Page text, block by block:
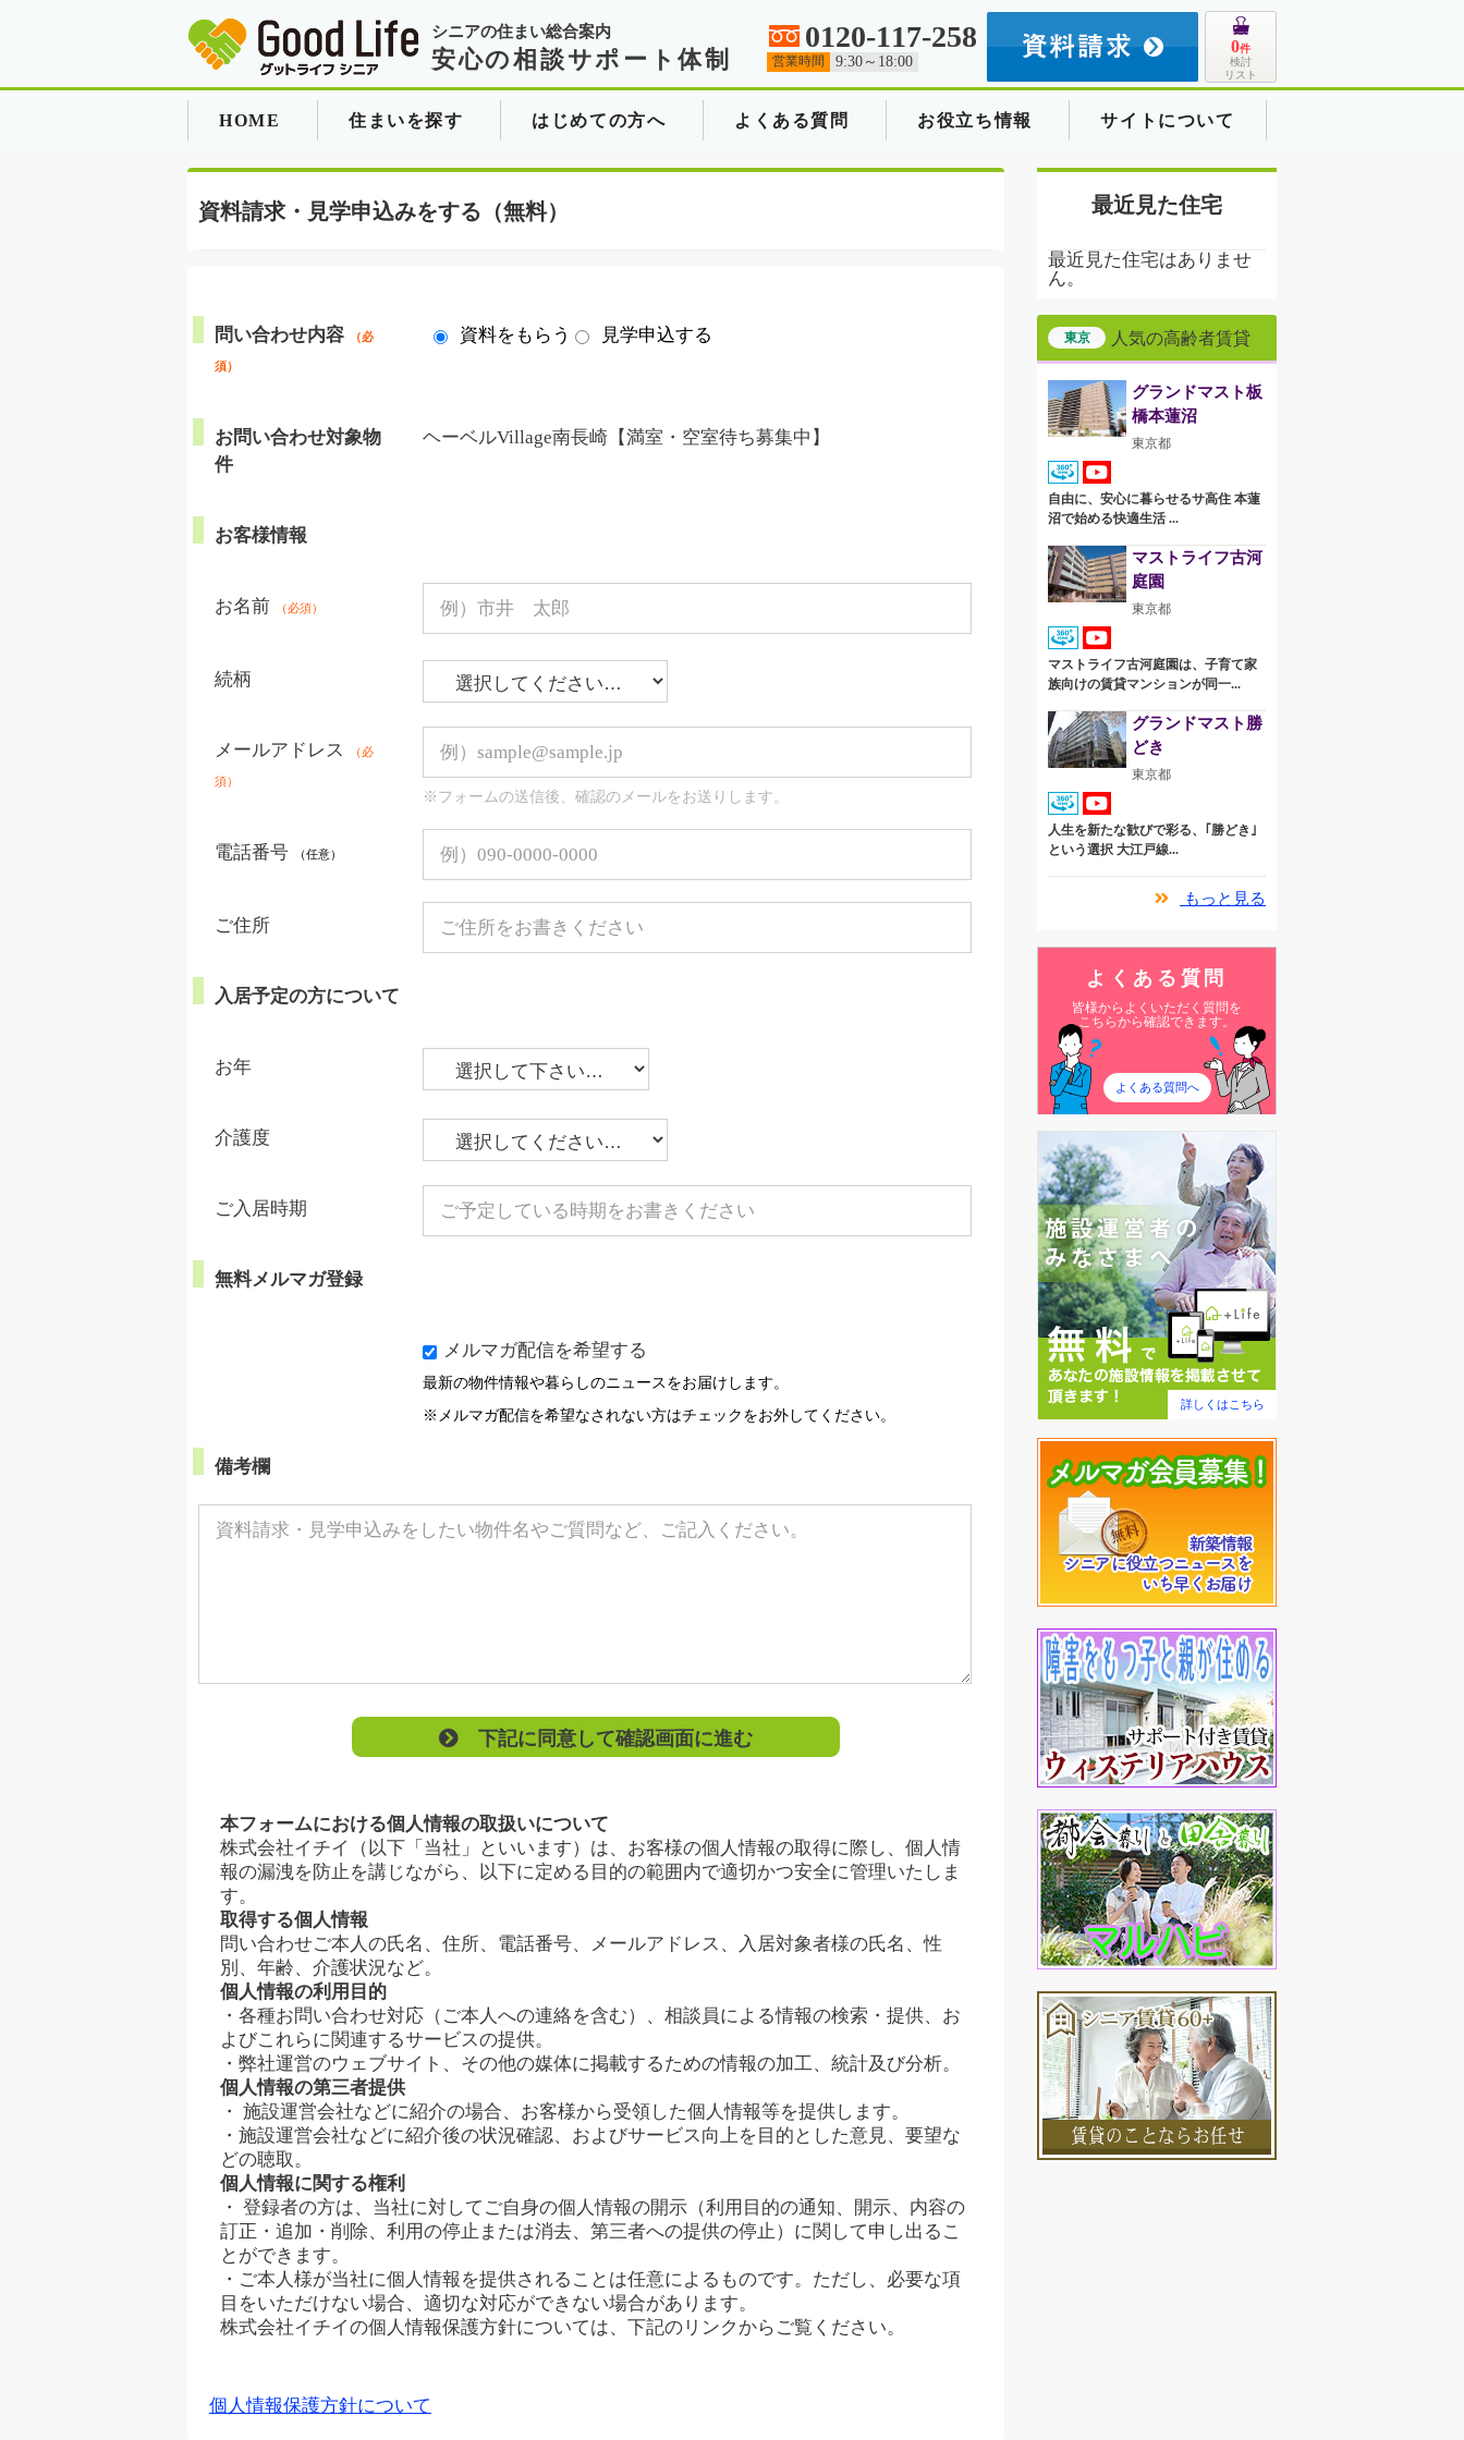
シニアの住まい総合案内
安心の相談サポート体制
0120-117-258
営業時間 9:30～18:00
0件
検討
リスト
HOME 住まいを探す はじめての方へ よくある質問 お役立ち情報 サイトについて
資料請求・見学申込みをする（無料）
問い合わせ内容 （必
須）
資料をもらう 見学申込する
お問い合わせ対象物
件
ヘーベルVillage南長崎【満室・空室待ち募集中】
お客様情報
お名前 （必須）
続柄
メールアドレス （必
須）
※フォームの送信後、確認のメールをお送りします。
電話番号 （任意）
ご住所
入居予定の方について
お年
介護度
ご入居時期
無料メルマガ登録
メルマガ配信を希望する
最新の物件情報や暮らしのニュースをお届けします。
※メルマガ配信を希望なされない方はチェックをお外してください。
備考欄
下記に同意して確認画面に進む
本フォームにおける個人情報の取扱いについて
株式会社イチイ（以下「当社」といいます）は、お客様の個人情報の取得に際し、個人情
報の漏洩を防止を講じながら、以下に定める目的の範囲内で適切かつ安全に管理いたしま
す。
取得する個人情報
問い合わせご本人の氏名、住所、電話番号、メールアドレス、入居対象者様の氏名、性
別、年齢、介護状況など。
個人情報の利用目的
・各種お問い合わせ対応（ご本人への連絡を含む）、相談員による情報の検索・提供、お
よびこれらに関連するサービスの提供。
・弊社運営のウェブサイト、その他の媒体に掲載するための情報の加工、統計及び分析。
個人情報の第三者提供
・ 施設運営会社などに紹介の場合、お客様から受領した個人情報等を提供します。
・施設運営会社などに紹介後の状況確認、およびサービス向上を目的とした意見、要望な
どの聴取。
個人情報に関する権利
・ 登録者の方は、当社に対してご自身の個人情報の開示（利用目的の通知、開示、内容の
訂正・追加・削除、利用の停止または消去、第三者への提供の停止）に関して申し出るこ
とができます。
・ご本人様が当社に個人情報を提供されることは任意によるものです。ただし、必要な項
目をいただけない場合、適切な対応ができない場合があります。
株式会社イチイの個人情報保護方針については、下記のリンクからご覧ください。
個人情報保護方針について
最近見た住宅
最近見た住宅はありませ
ん。
東京 人気の高齢者賃貸
グランドマスト板
橋本蓮沼
東京都
自由に、安心に暮らせるサ高住 本蓮
沼で始める快適生活 ...
マストライフ古河
庭園
東京都
マストライフ古河庭園は、子育て家
族向けの賃貸マンションが同一...
グランドマスト勝
どき
東京都
人生を新たな歓びで彩る、｢勝どき｣
という選択 大江戸線...
もっと見る
よくある質問
皆様からよくいただく質問を
こちらから確認できます。
よくある質問へ
詳しくはこちら